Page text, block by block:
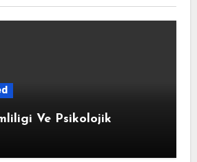
Ve Psikolojik